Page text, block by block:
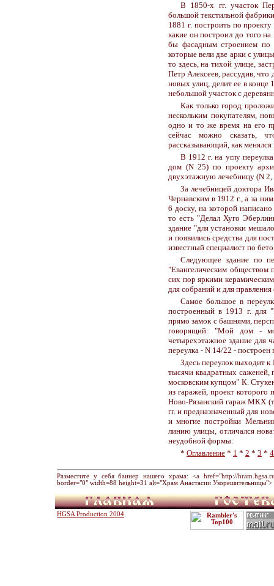
В 1850-х гг. участок
большой текстильной
1881 г. построить по
какие он построил до того
бы фасадным строением по
которые вели две арки с
то здесь, на тихой улице,
Петр Алексеев, рассудив,
новых улиц, делит ее в конце
небольшой участок с
Как только город
нескольким покупателям,
одно и то же время на его
сейчас можно сказать,
рассказывающий, как
В 1912 г. на углу
дом (N 25) по проекту
двухэтажную лечебницу (N
За лечебницей доктора
Чернавским в 1912 г., а за
6 доску, на которой
то есть "Делал Хуго
здание "для установки
и появились средства для
известный специалист по
Следующее здание по
"Евангелическим обществом
сих пор яркими
для собраний и для
Самое большое в
построенный в 1913 г. для
прямо замок с башнями,
говорящий: "Мой дом -
четырехэтажное здание для
переулка - N 14/22 -
Здесь переулок выходит
тысячи квадратных саженей,
московским купцом" К.
из гаражей, проект
Ново-Рязанский гараж МКХ
гг. и предназначенный для
и многие постройки
линию улицы, отличался
неудобной формы.
* Оглавление * 1 * 2 * 3 * 4
Разместите у себя баннер нашего храма: <a href="http://
border="0" width=88 height=31 alt="Храм Анастасии Узорешительницы">
HGSA Production 2004